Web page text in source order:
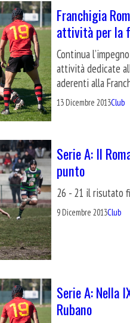
Franchigia
attività per la
Continua
attività dedicate
aderenti alla
13 Dicembre 2013Club
Serie A: Il
punto
26 - 21 il risutato
9 Dicembre 2013Club
Serie A:
Rubano